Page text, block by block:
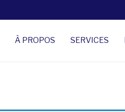
À PROPOS SERVICES